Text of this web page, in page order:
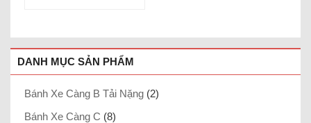
DANH MỤC SẢN PHẨM
Bánh Xe Càng B Tải Nặng (2)
Bánh Xe Càng C (8)